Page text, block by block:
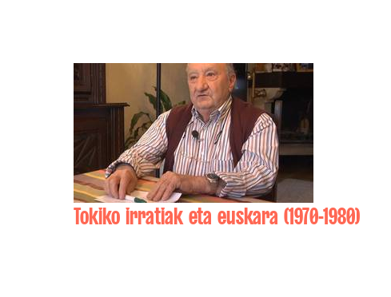
Tokiko irratiak eta euskara (1970-1980)